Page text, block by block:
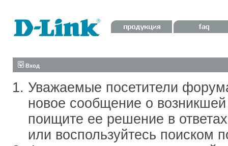
Вход
Уважаемые посетители
новое сообщение о
поищите ее решение в
или воспользуйтесь поиском